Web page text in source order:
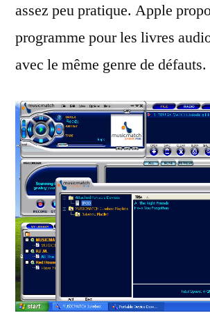
assez peu pratique. Apple
programme pour les livres
avec le même genre de défauts.